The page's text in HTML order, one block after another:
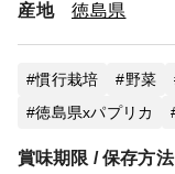
産地 徳島県
慣行栽培 野菜
徳島県xパプリカ
賞味期限 / 保存方法